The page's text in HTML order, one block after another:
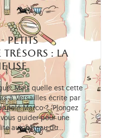
3 ans
petits
trésors : la
Mais quelle est cette
à Versailles écrite par
Marco ? Plongez
guider pour une
au château du…